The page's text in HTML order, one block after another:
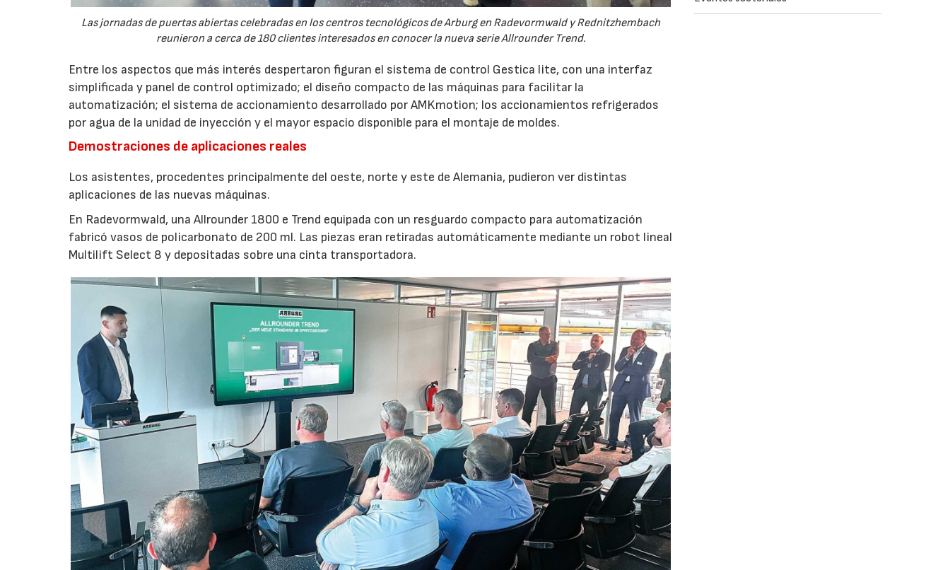
Las jornadas de puertas abiertas celebradas en los centros tecnológicos de Arburg en Radevormwald y Rednitzhembach
reunieron a cerca de 180 clientes interesados en conocer la nueva serie Allrounder Trend.
Entre los aspectos que más interés despertaron figuran el sistema de control Gestica lite, con una interfaz
simplificada y panel de control optimizado; el diseño compacto de las máquinas para facilitar la
automatización; el sistema de accionamiento desarrollado por AMKmotion; los accionamientos refrigerados
por agua de la unidad de inyección y el mayor espacio disponible para el montaje de moldes.
Demostraciones de aplicaciones reales
Los asistentes, procedentes principalmente del oeste, norte y este de Alemania, pudieron ver distintas
aplicaciones de las nuevas máquinas.
En Radevormwald, una Allrounder 1800 e Trend equipada con un resguardo compacto para automatización
fabricó vasos de policarbonato de 200 ml. Las piezas eran retiradas automáticamente mediante un robot lineal
Multilift Select 8 y depositadas sobre una cinta transportadora.